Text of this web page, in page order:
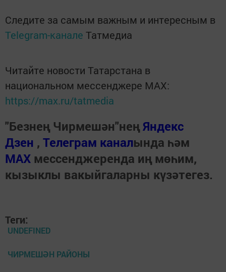
Следите за самым важным и интересным в
Telegram-канале Татмедиа
Читайте новости Татарстана в
национальном мессенджере MАХ:
https://max.ru/tatmedia
"Безнең Чирмешән"неңЯндекс
Дзен , Телеграм каналында һәм
МАХ мессенджеренда иң мөһим,
кызыклы вакыйгаларны күзәтегез.
Теги:
UNDEFINED
ЧИРМЕШӘН РАЙОНЫ